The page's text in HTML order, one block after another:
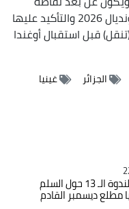
واحدة من أجل التواجد في نهائيات مونديال 2026 والتأكيد عليها
قبل استقبال أوغندا
الجزائر
غينيا
الجزائر تستضيف الندوة الـ 13 حول السلم
ديسمبر القادم